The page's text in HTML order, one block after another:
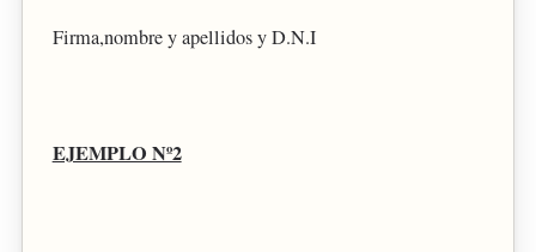
Firma,nombre y apellidos y D.N.I
EJEMPLO Nº2